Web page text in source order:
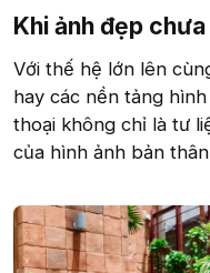
Khi ảnh đẹp
Với thế hệ lớn lên
hay các nền tảng
thoại không chỉ là tư
của hình ảnh bản